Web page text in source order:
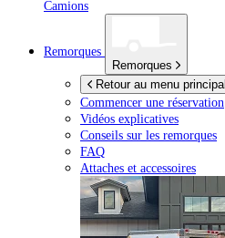
Camions
Remorques
Remorques
Retour au menu principal
Commencer une réservation
Vidéos explicatives
Conseils sur les remorques
FAQ
Attaches et accessoires